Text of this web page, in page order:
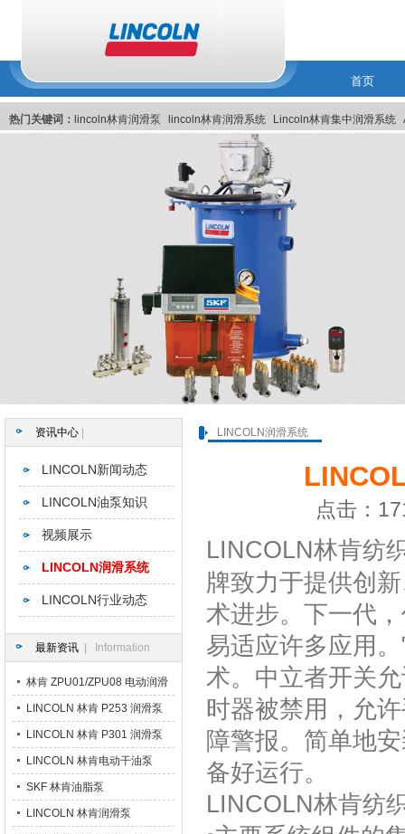
首页
热门关键词： lincoln林肯润滑泵 lincoln林肯润滑系统 Lincoln林肯集中润滑系统
美国Lincoln林肯集中润滑系统 Lincoln美国林肯集中润滑系统
资讯中心
LINCOLN新闻动态
LINCOLN油泵知识
视频展示
LINCOLN润滑系统
LINCOLN行业动态
最新资讯 | Information
林肯 ZPU01/ZPU08 电动润滑
泵
LINCOLN 林肯 P253 润滑泵
LINCOLN 林肯 P301 润滑泵
LINCOLN 林肯电动干油泵
SKF 林肯油脂泵
LINCOLN 林肯润滑泵
LINCOLN润滑系统
点击：
LINCOLN林肯纺
牌致力于提供创
术进步。下一代
易适应许多应用
术。中立者开关
时器被禁用，允
障警报。简单地
备好运行。
LINCOLN林肯纺